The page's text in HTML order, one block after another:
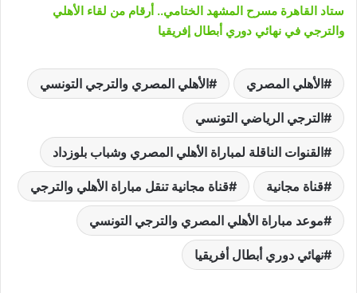
ستاد القاهرة مسرح المشهد الختامي.. أرقام من لقاء الأهلي
والترجي في نهائي دوري أبطال إفريقيا
الأهلي المصري الأهلي المصري والترجي التونسي
الترجي الرياضي التونسي
القنوات الناقلة لمباراة الأهلي المصري وشباب بلوزداد
قناة مجانية قناة مجانية تنقل مباراة الأهلي والترجي
موعد مباراة الأهلي المصري والترجي التونسي
نهائي دوري أبطال أفريقيا